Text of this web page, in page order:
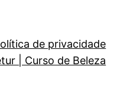
de privacidade
| Curso de Beleza